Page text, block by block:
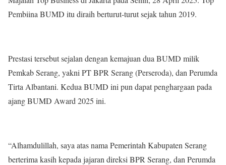
Pembiina BUMD itu diraih berturut-turut sejak tahun 2019.
Prestasi tersebut sejalan dengan kemajuan dua BUMD milik
Pemkab Serang, yakni PT BPR Serang (Perseroda), dan Perumda
Tirta Albantani. Kedua BUMD ini pun dapat penghargaan pada
ajang BUMD Award 2025 ini.
“Alhamdulillah, saya atas nama Pemerintah Kabupaten Serang
berterima kasih kepada jajaran direksi BPR Serang, dan Perumda